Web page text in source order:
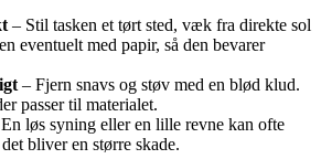
– Stil tasken et tørt sted, væk fra direkte sol
eventuelt med papir, så den bevarer
– Fjern snavs og støv med en blød klud.
passer til materialet.
løs syning eller en lille revne kan ofte
bliver en større skade.